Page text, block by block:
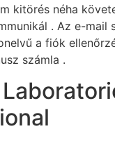
kitörés néha
. Az e-mail
a fiók
számla .